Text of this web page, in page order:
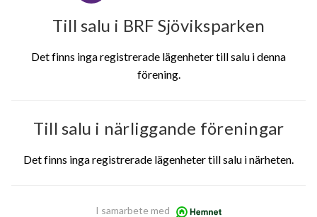
Till salu i BRF Sjöviksparken
Det finns inga registrerade lägenheter till salu i denna
förening.
Till salu i närliggande föreningar
Det finns inga registrerade lägenheter till salu i närheten.
I samarbete med